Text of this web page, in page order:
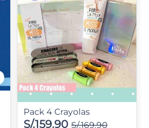
Pack 4 Crayolas
S/.159.90 S/.169.90